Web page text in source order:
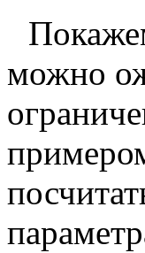
можно